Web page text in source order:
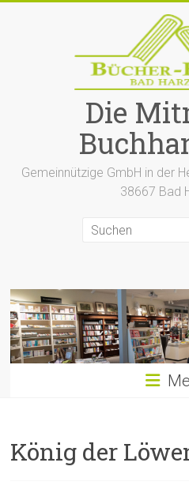
Die
Gemeinnützige GmbH in der
38667 Bad
König der